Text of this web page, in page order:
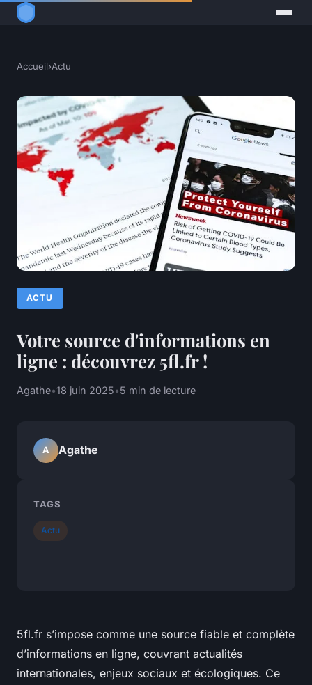
Accueil›Actu
ACTU
Votre source d'informations en
ligne : découvrez 5fl.fr !
Agathe•18 juin 2025•5 min de lecture
5fl.fr s’impose comme une source fiable et complète
d’informations en ligne, couvrant actualités
internationales, enjeux sociaux et écologiques. Ce
A Agathe
TAGS
Actu